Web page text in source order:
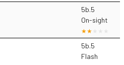
5b.5
On-sight
5b.5
Flash